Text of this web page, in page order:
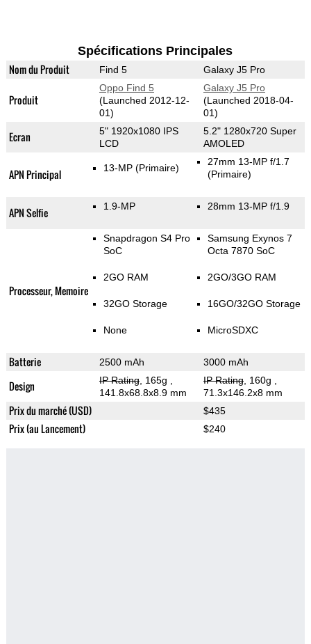
Spécifications Principales
Nom du Produit Find 5 Galaxy J5 Pro
Produit
Oppo Find 5
(Launched 2012-12-
01)
Galaxy J5 Pro
(Launched 2018-04-
01)
Ecran
5" 1920x1080 IPS
LCD
5.2" 1280x720 Super
AMOLED
APN Principal 13-MP (Primaire)
27mm 13-MP f/1.7
(Primaire)
APN Selfie 1.9-MP 28mm 13-MP f/1.9
Processeur, Memoire
Snapdragon S4 Pro
SoC
2GO RAM
32GO Storage
None
Samsung Exynos 7
Octa 7870 SoC
2GO/3GO RAM
16GO/32GO Storage
MicroSDXC
Batterie 2500 mAh 3000 mAh
Design IP Rating, 165g
141.8x68.8x8.9 mm
IP Rating, 160g
71.3x146.2x8 mm
Prix du marché (USD) $435
Prix (au Lancement) $240